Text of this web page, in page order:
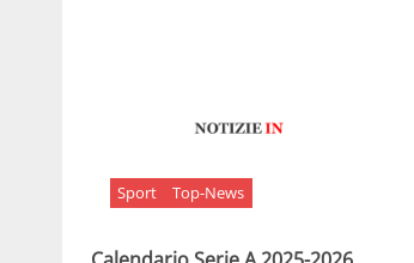
Sport Top-News